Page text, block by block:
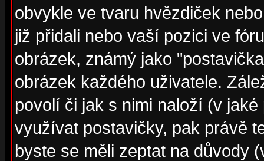
obvykle ve tvaru hvězdiček
již přidali nebo vaší pozici ve
obrázek, známý jako
obrázek každého uživatele.
povolí či jak s nimi naloží (v
využívat postavičky, pak právě
byste se měli zeptat na důvody